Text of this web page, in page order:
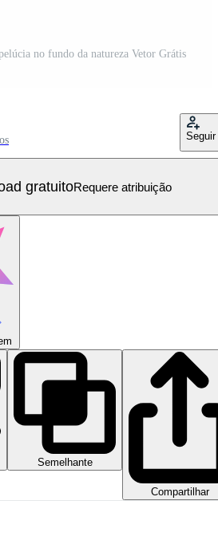
no fundo da natureza Vetor Grátis
Seguir
gratuitoRequere atribuição
Semelhante
Compartilhar